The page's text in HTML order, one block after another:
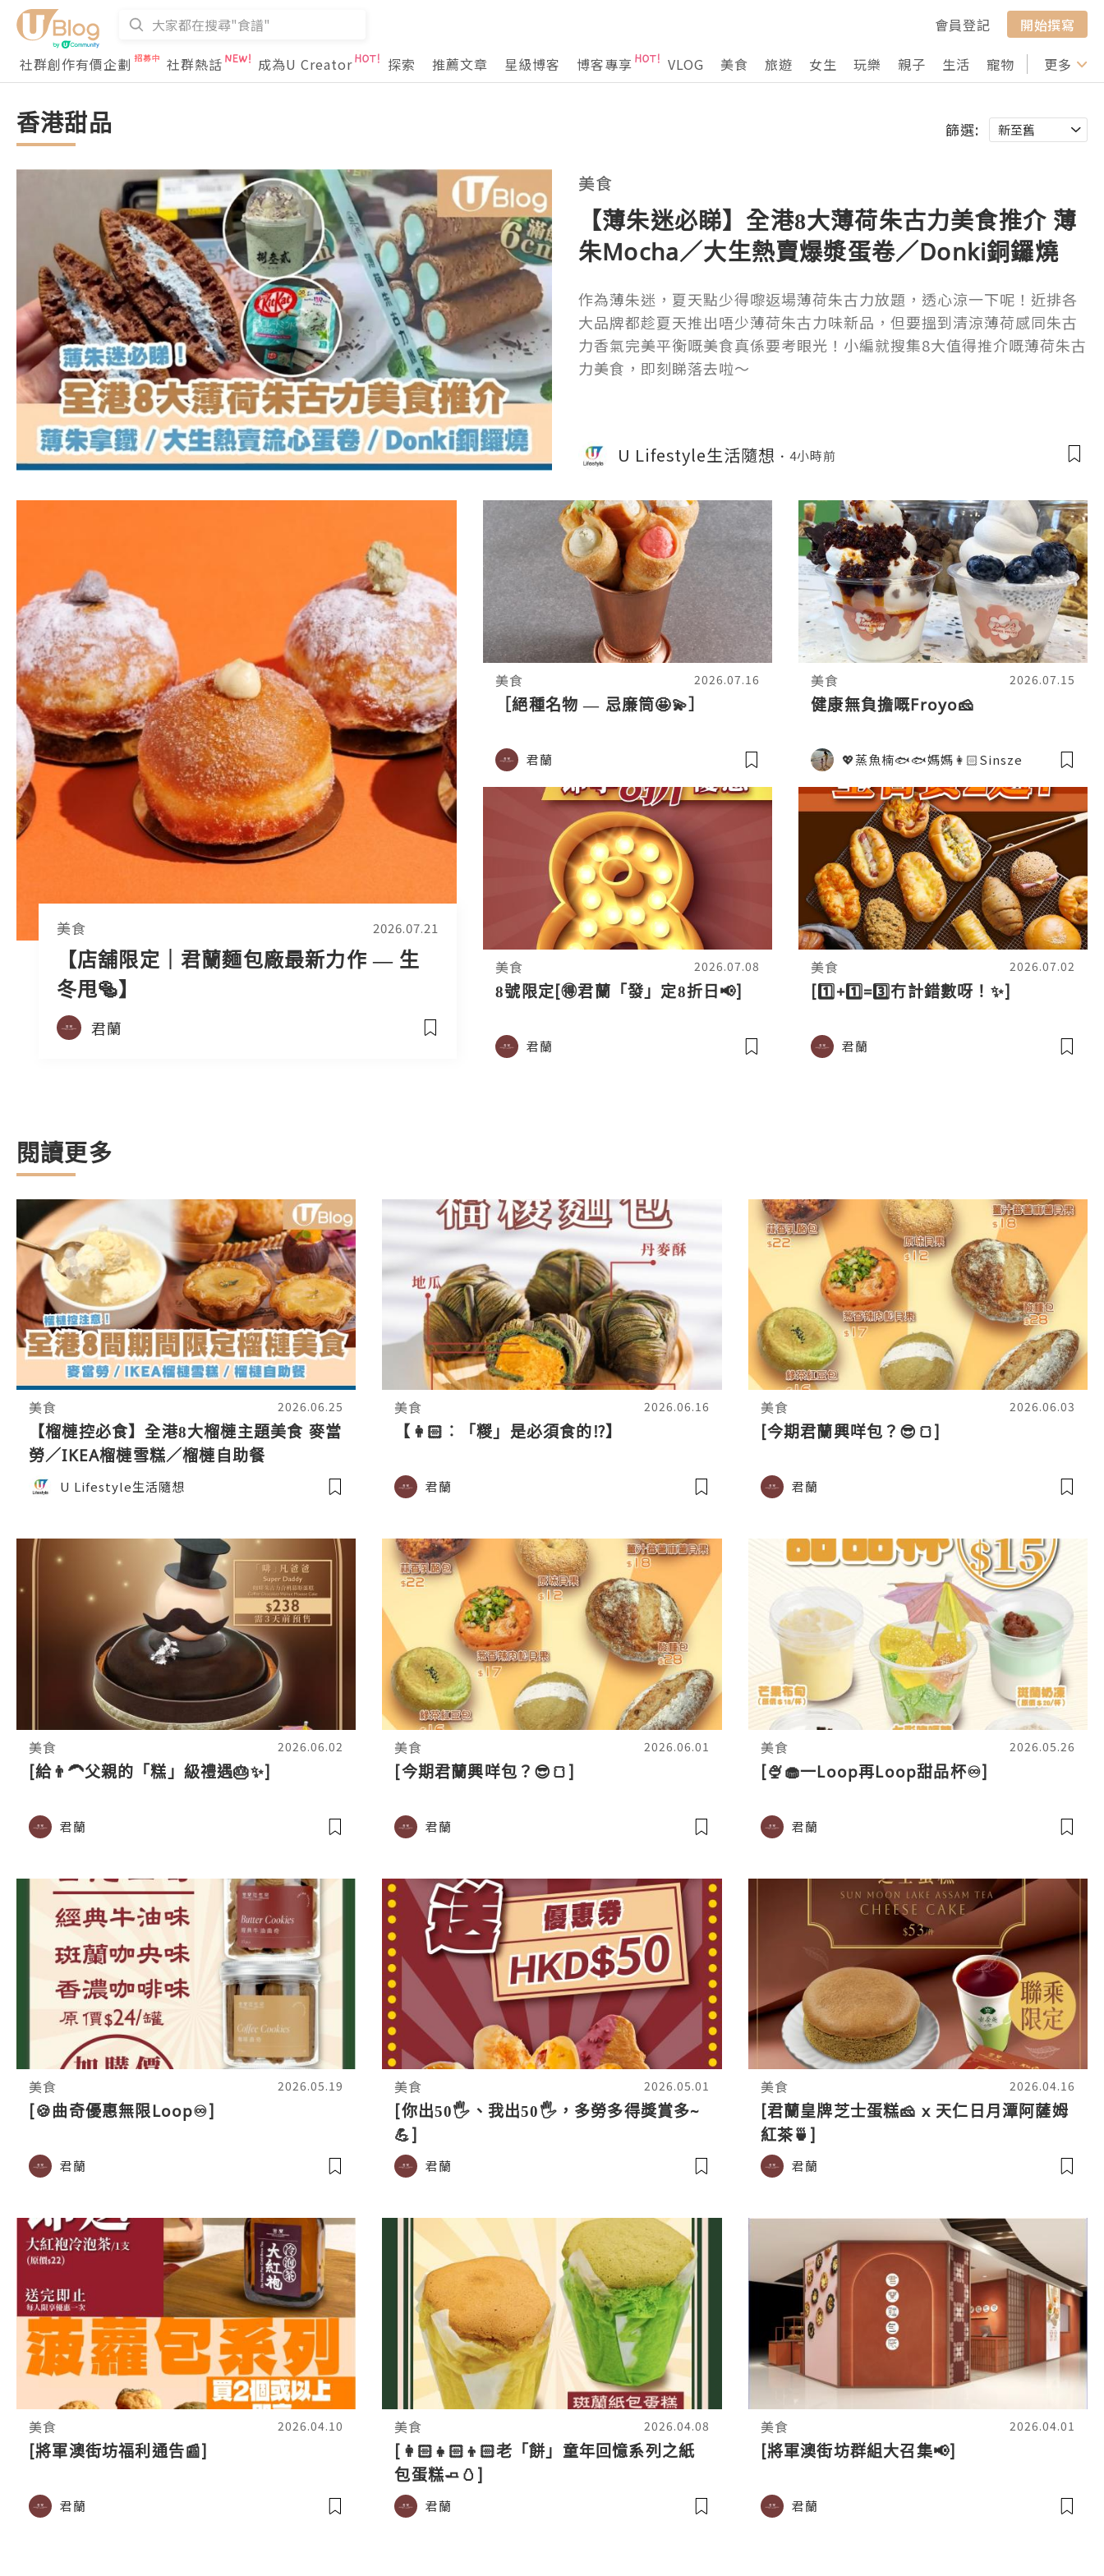
會員登記
開始撰寫
社群創作有價企劃
社群熱話 成為U Creator 探索 推薦文章 星級博客 博客專享 VLOG 美食 旅遊 女生 玩樂 親子 生活 寵物 行山 打卡
更多
香港甜品 篩選:
美食
【薄朱迷必睇】全港8大薄荷朱古力美食推介 薄
朱Mocha／大生熱賣爆漿蛋卷／Donki銅鑼燒
作為薄朱迷，夏天點少得嚟返場薄荷朱古力放題，透心涼一下呢！近排各
大品牌都趁夏天推出唔少薄荷朱古力味新品，但要搵到清涼薄荷感同朱古
力香氣完美平衡嘅美食真係要考眼光！小編就搜集8大值得推介嘅薄荷朱古
力美食，即刻睇落去啦～
U Lifestyle生活隨想 4小時前
美食 2026.07.21
【店舖限定｜君蘭麵包廠最新力作 — 生
冬甩🥯】
君蘭
美食 2026.07.16
［絕種名物 — 忌廉筒🤩💫］
君蘭
美食 2026.07.15
健康無負擔嘅Froyo🧀
💖蒸魚楠🐟🐟媽媽👩🏻Sinsze
美食 2026.07.08
8號限定[🉐君蘭「發」定8折日📢]
君蘭
美食 2026.07.02
[1️⃣+1️⃣=3️⃣冇計錯數呀！✨]
君蘭
閱讀更多
美食 2026.06.25
【榴槤控必食】全港8大榴槤主題美食 麥當
勞／IKEA榴槤雪糕／榴槤自助餐
U Lifestyle生活隨想
美食 2026.06.16
【👩🏻︰「糉」是必須食的⁉️】
君蘭
美食 2026.06.03
[今期君蘭興咩包？😎🍞]
君蘭
美食 2026.06.02
[給👨‍🦱父親的「糕」級禮遇🎂✨]
君蘭
美食 2026.06.01
[今期君蘭興咩包？😎🍞]
君蘭
美食 2026.05.26
[🍨🧁一Loop再Loop甜品杯♾️]
君蘭
美食 2026.05.19
[🍪曲奇優惠無限Loop♾️]
君蘭
美食 2026.05.01
[你出50🖐️、我出50🖐️，多勞多得獎賞多~
💪]
君蘭
美食 2026.04.16
[君蘭皇牌芝士蛋糕🧀 x 天仁日月潭阿薩姆
紅茶🍵]
君蘭
美食 2026.04.10
[將軍澳街坊福利通告📰]
君蘭
美食 2026.04.08
[👩🏻‍👧🏻‍👦🏻老「餅」童年回憶系列之紙
包蛋糕🧈🥚]
君蘭
美食 2026.04.01
[將軍澳街坊群組大召集📢]
君蘭